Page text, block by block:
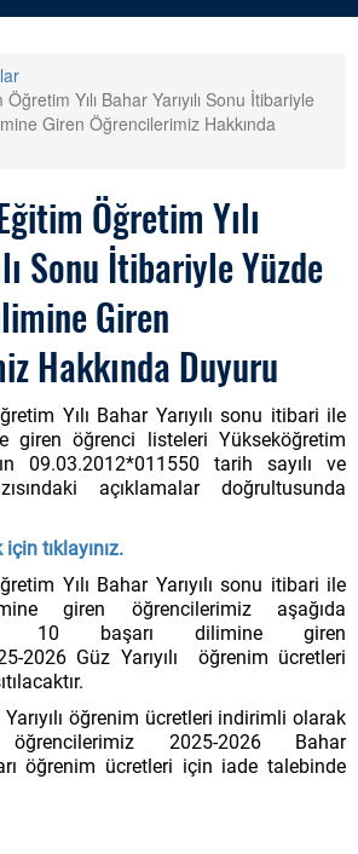
Yılı Bahar Yarıyılı Sonu İtibariyle
Giren Öğrencilerimiz Hakkında
Öğretim Yılı
Sonu İtibariyle Yüzde
Giren
Hakkında Duyuru
Yılı Bahar Yarıyılı sonu itibari ile
giren öğrenci listeleri Yükseköğretim
09.03.2012*011550 tarih sayılı ve
açıklamalar doğrultusunda
tıklayınız.
Yılı Bahar Yarıyılı sonu itibari ile
giren öğrencilerimiz aşağıda
10 başarı dilimine giren
2026 Güz Yarıyılı öğrenim ücretleri
öğrenim ücretleri indirimli olarak
öğrencilerimiz 2025-2026 Bahar
öğrenim ücretleri için iade talebinde